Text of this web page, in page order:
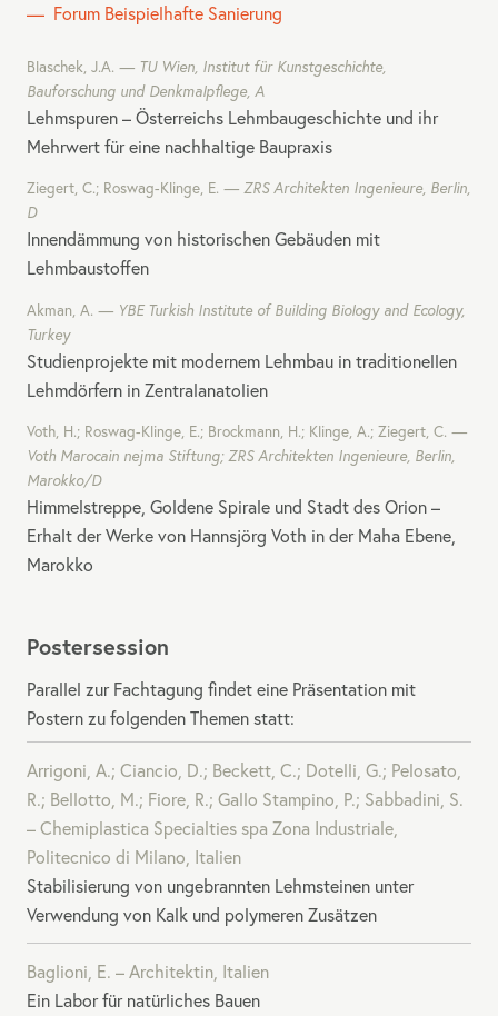
Forum Beispielhafte Sanierung
Blaschek, J.A.
TU Wien, Institut für Kunstgeschichte,
Bauforschung und Denkmalpflege, A
Lehmspuren – Österreichs Lehmbaugeschichte und ihr
Mehrwert für eine nachhaltige Baupraxis
Ziegert, C.; Roswag-Klinge, E. ZRSArchitekten Ingenieure, Berlin,
D
Innendämmung von historischen Gebäuden mit
Lehmbaustoffen
Akman, A. YBETurkish Institute of Building Biology and Ecology,
Turkey
Studienprojekte mit modernem Lehmbau in traditionellen
Lehmdörfern in Zentralanatolien
Voth, H.; Roswag-Klinge, E.; Brockmann, H.; Klinge, A.; Ziegert, C.
Voth Marocain nejma Stiftung;ZRSArchitekten Ingenieure, Berlin,
Marokko/D
Himmelstreppe, Goldene Spirale und Stadt des Orion –
Erhalt der Werke von Hannsjörg Voth in der Maha Ebene,
Marokko
Postersession
Parallel zur Fachtagung findet eine Präsentation mit
Postern zu folgenden Themen statt:
Arrigoni, A.; Ciancio, D.; Beckett, C.; Dotelli, G.; Pelosato,
R.; Bellotto, M.; Fiore, R.; Gallo Stampino, P.; Sabbadini, S.
– Chemiplastica Specialties spa Zona Industriale,
Politecnico di Milano, Italien
Stabilisierung von ungebrannten Lehmsteinen unter
Verwendung von Kalk und polymeren Zusätzen
Baglioni, E. – Architektin, Italien
Ein Labor für natürliches Bauen